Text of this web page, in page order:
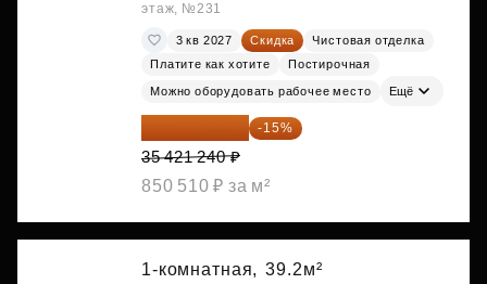
этаж, №231
3 кв 2027 Скидка
Чистовая отделка
Платите как хотите
Постирочная
Можно оборудовать рабочее место Ещё
30 108 054 ₽ -15%
35 421 240 ₽
850 510 ₽ за м²
1-комнатная, 39.2м²